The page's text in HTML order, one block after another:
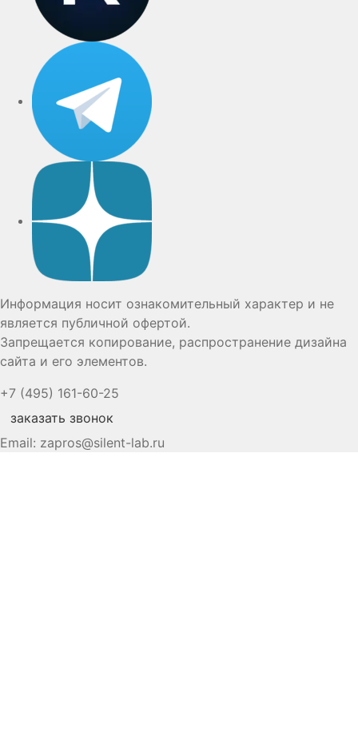
Информация носит ознакомительный характер и не
является публичной офертой.
Запрещается копирование, распространение дизайна
сайта и его элементов.
+7 (495) 161-60-25
заказать звонок
Email: zapros@silent-lab.ru